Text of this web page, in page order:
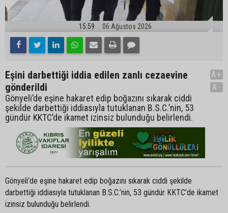
15:59 06 Ağustos 2026
Eşini darbettiği iddia edilen zanlı cezaevine
gönderildi
Gönyeli’de eşine hakaret edip boğazını sıkarak ciddi
şekilde darbettiği iddiasıyla tutuklanan B.S.C.’nin, 53
gündür KKTC’de ikamet izinsiz bulunduğu belirlendi.
A+
A-
Gönyeli’de eşine hakaret edip boğazını sıkarak ciddi şekilde
darbettiği iddiasıyla tutuklanan B.S.C.’nin, 53 gündür KKTC’de ikamet
izinsiz bulunduğu belirlendi.